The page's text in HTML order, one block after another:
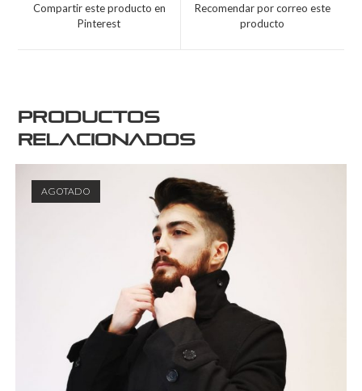
Compartir este producto en
Pinterest
Recomendar por correo este
producto
Productos
relacionados
AGOTADO